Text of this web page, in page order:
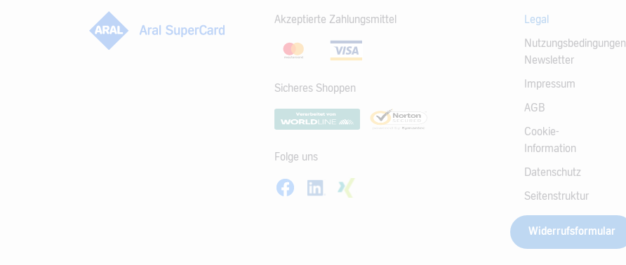
Akzeptierte Zahlungsmittel
Sicheres Shoppen
Folge uns
Legal
Nutzungsbedingungen
Newsletter
Impressum
AGB
Cookie-
Information
Datenschutz
Seitenstruktur
Widerrufsformular